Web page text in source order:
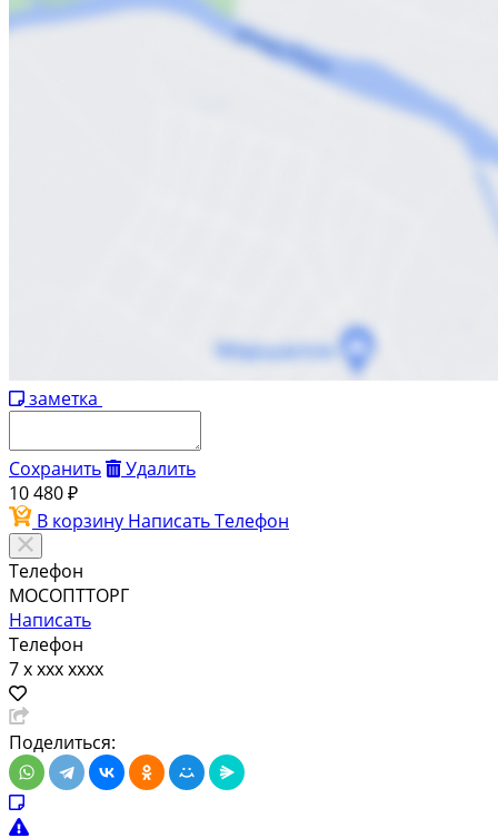
заметка
Сохранить
Удалить
10 480 ₽
В корзину НаписатьТелефон
Телефон
МОСОПТТОРГ
Написать
Телефон
7 x xxx xxxx
Поделиться: